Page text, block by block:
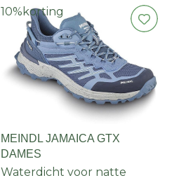
10% korting
MEINDL JAMAICA GTX
DAMES
Waterdicht voor natte